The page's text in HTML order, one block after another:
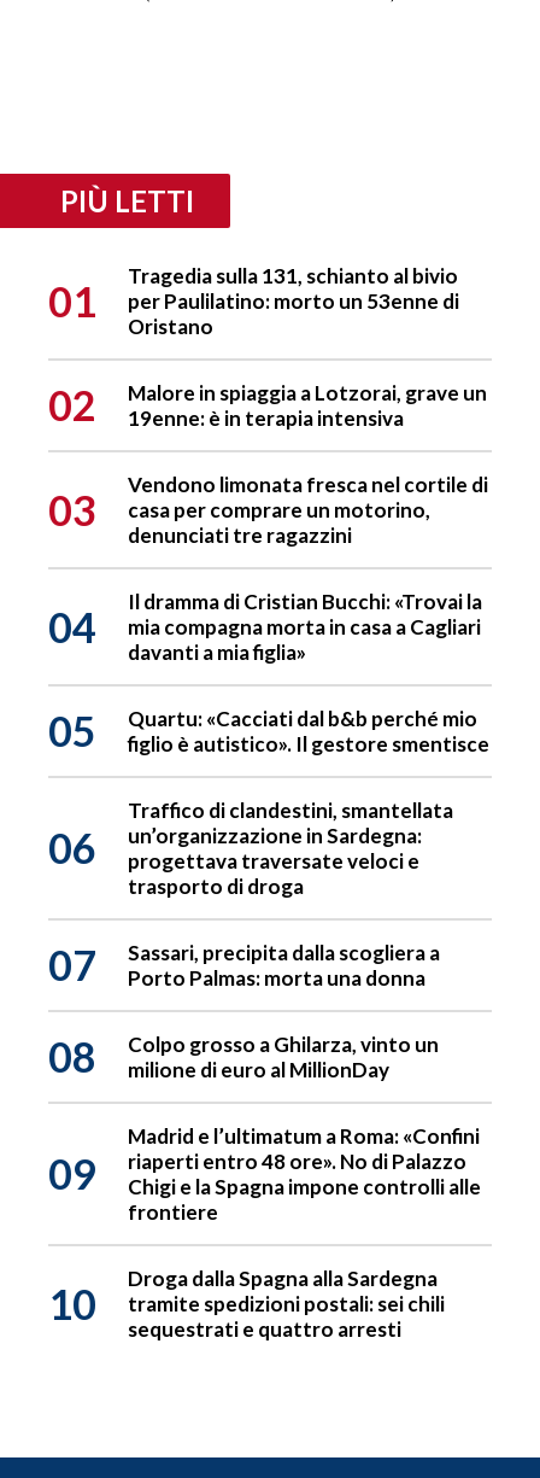
PIÙ LETTI
01
Tragedia sulla 131, schianto al bivio
per Paulilatino: morto un 53enne di
Oristano
02
Malore in spiaggia a Lotzorai, grave un
19enne: è in terapia intensiva
03
Vendono limonata fresca nel cortile di
casa per comprare un motorino,
denunciati tre ragazzini
04
Il dramma di Cristian Bucchi: «Trovai la
mia compagna morta in casa a Cagliari
davanti a mia figlia»
05
Quartu: «Cacciati dal b&b perché mio
figlio è autistico». Il gestore smentisce
06
Traffico di clandestini, smantellata
un’organizzazione in Sardegna:
progettava traversate veloci e
trasporto di droga
07
Sassari, precipita dalla scogliera a
Porto Palmas: morta una donna
08
Colpo grosso a Ghilarza, vinto un
milione di euro al MillionDay
09
Madrid e l’ultimatum a Roma: «Confini
riaperti entro 48 ore». No di Palazzo
Chigi e la Spagna impone controlli alle
frontiere
10
Droga dalla Spagna alla Sardegna
tramite spedizioni postali: sei chili
sequestrati e quattro arresti